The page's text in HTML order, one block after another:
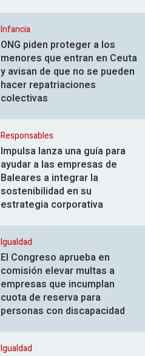
Infancia
ONG piden proteger a los
menores que entran en Ceuta
y avisan de que no se pueden
hacer repatriaciones
colectivas
Responsables
Impulsa lanza una guía para
ayudar a las empresas de
Baleares a integrar la
sostenibilidad en su
estrategia corporativa
Igualdad
El Congreso aprueba en
comisión elevar multas a
empresas que incumplan
cuota de reserva para
personas con discapacidad
Igualdad